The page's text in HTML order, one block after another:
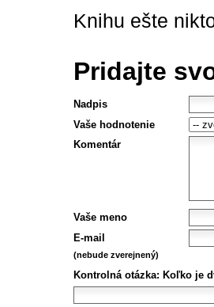
Knihu ešte
Pridajte
Nadpis
Vaše hodnotenie
Komentár
Vaše meno
E-mail
(nebude zverejnený)
Kontrolná otázka: Koľko je